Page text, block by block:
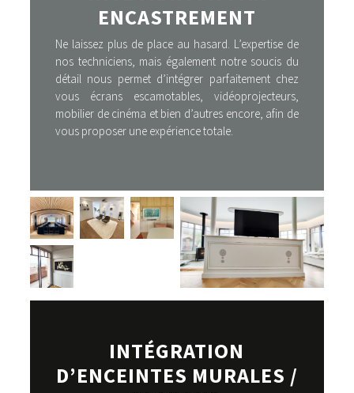
ENCASTREMENT
Ne laissez plus de place au hasard. L’expertise de
nos techniciens, mais également notre soucis du
détail nous permet d’intégrer parfaitement chez
vous écrans escamotables, vidéoprojecteurs,
mobilier de cinéma et bien d’autres encore, afin de
vous proposer une expérience totale.
INTÉGRATION
D’ENCEINTES MURALES /